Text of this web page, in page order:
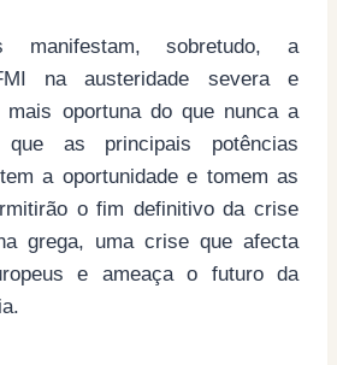
manifestam, sobretudo, a
na austeridade severa e
mais oportuna do que nunca a
que as principais potências
a oportunidade e tomem as
o fim definitivo da crise
grega, uma crise que afecta
e ameaça o futuro da